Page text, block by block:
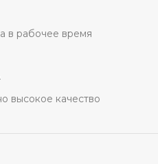
в рабочее время
высокое качество